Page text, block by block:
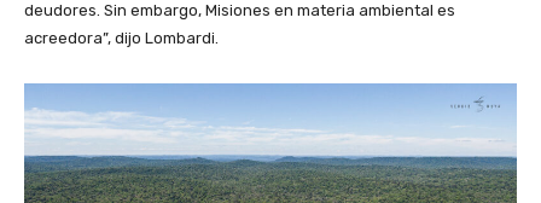
deudores. Sin embargo, Misiones en materia ambiental es
acreedora”, dijo Lombardi.